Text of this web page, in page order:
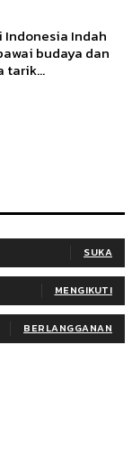
Indonesia Indah
budaya dan
tarik...
SUKA
MENGIKUTI
BERLANGGANAN